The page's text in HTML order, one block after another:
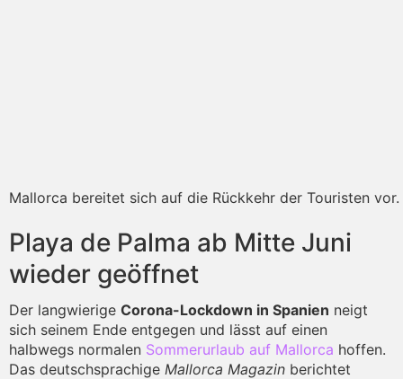
Mallorca bereitet sich auf die Rückkehr der Touristen vor.
Playa de Palma ab Mitte Juni
wieder geöffnet
Der langwierige Corona-Lockdown in Spanien neigt
sich seinem Ende entgegen und lässt auf einen
halbwegs normalen Sommerurlaub auf Mallorca hoffen.
Das deutschsprachige Mallorca Magazin berichtet